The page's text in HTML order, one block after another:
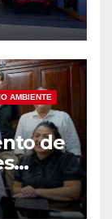
AMBIENTE
de
en el